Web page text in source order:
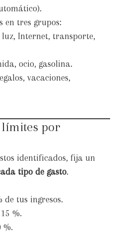
en tres grupos:
Internet, transporte,
ocio, gasolina.
vacaciones,
límites por
identificados, fija un
tipo de gasto.
de tus ingresos.
%.
%.